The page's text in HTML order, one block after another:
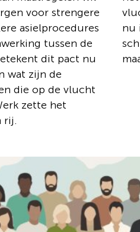
voor strengere
asielprocedures
tussen de
dit pact nu
wat zijn de
die op de vlucht
zette het
rij.
nu